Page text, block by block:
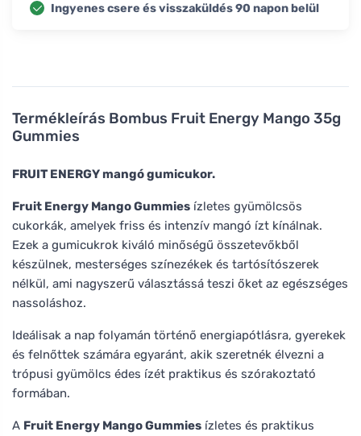
Termékleírás Bombus Fruit Energy Mango 35g
Gummies
FRUIT ENERGY mangó gumicukor.
Fruit Energy Mango Gummies ízletes gyümölcsös
cukorkák, amelyek friss és intenzív mangó ízt kínálnak.
Ezek a gumicukrok kiváló minőségű összetevőkből
készülnek, mesterséges színezékek és tartósítószerek
nélkül, ami nagyszerű választássá teszi őket az egészséges
nassoláshoz.
Ideálisak a nap folyamán történő energiapótlásra, gyerekek
és felnőttek számára egyaránt, akik szeretnék élvezni a
trópusi gyümölcs édes ízét praktikus és szórakoztató
formában.
A Fruit Energy Mango Gummies ízletes és praktikus
Ingyenes csere és visszaküldés 90 napon belül